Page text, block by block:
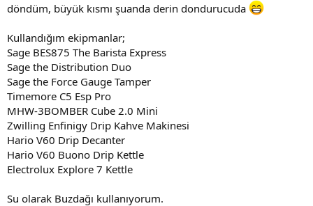
döndüm, büyük kısmı şuanda derin dondurucuda
Kullandığım ekipmanlar;
Sage BES875 The Barista Express
Sage the Distribution Duo
Sage the Force Gauge Tamper
Timemore C5 Esp Pro
MHW-3BOMBER Cube 2.0 Mini
Zwilling Enfinigy Drip Kahve Makinesi
Hario V60 Drip Decanter
Hario V60 Buono Drip Kettle
Electrolux Explore 7 Kettle
Su olarak Buzdağı kullanıyorum.